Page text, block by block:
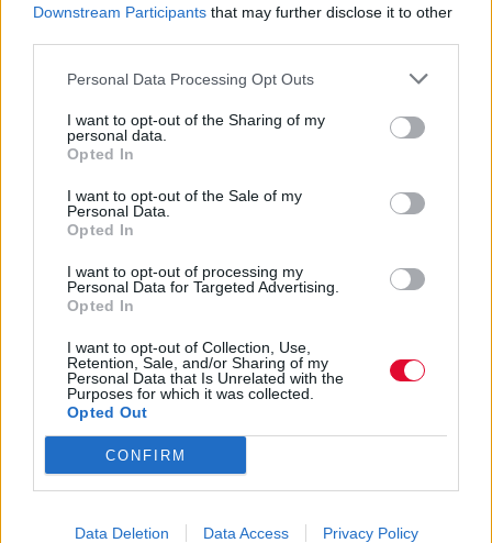
Downstream Participants that may further disclose it to other
Personal Data Processing Opt Outs
I want to opt-out of the Sharing of my
personal data.
Opted In
I want to opt-out of the Sale of my
Personal Data.
Opted In
I want to opt-out of processing my
Personal Data for Targeted Advertising.
Opted In
I want to opt-out of Collection, Use,
Retention, Sale, and/or Sharing of my
Personal Data that Is Unrelated with the
Purposes for which it was collected.
Opted Out
CONFIRM
Data Deletion Data Access Privacy Policy